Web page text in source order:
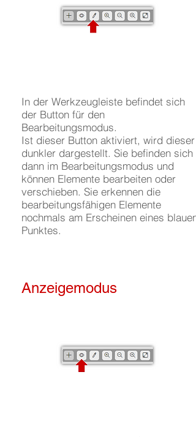
In der Werkzeugleiste befindet sich
der Button für den
Bearbeitungsmodus.
Ist dieser Button aktiviert, wird dieser
dunkler dargestellt. Sie befinden sich
dann im Bearbeitungsmodus und
können Elemente bearbeiten oder
verschieben. Sie erkennen die
bearbeitungsfähigen Elemente
nochmals am Erscheinen eines blauen
Punktes.
Anzeigemodus